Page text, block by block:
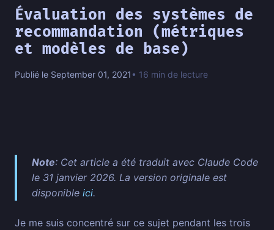
Évaluation des systèmes de
recommandation (métriques
et modèles de base)
Publié le September 01, 2021 • 16 min de lecture
Note: Cet article a été traduit avec Claude Code
le 31 janvier 2026. La version originale est
disponible ici.
Je me suis concentré sur ce sujet pendant les trois